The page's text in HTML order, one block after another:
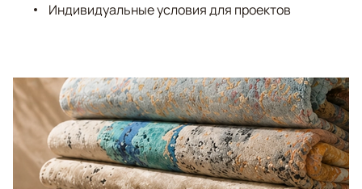
Индивидуальные условия для проектов